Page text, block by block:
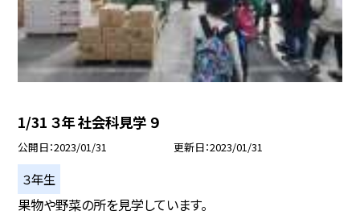
1/31 ３年 社会科見学 ９
公開日 2023/01/31 更新日 2023/01/31
３年生
果物や野菜の所を見学しています。